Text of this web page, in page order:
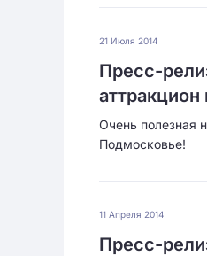
21 Июля 2014
Пресс-
аттракцион
Очень полезная
Подмосковье!
11 Апреля 2014
Пресс-